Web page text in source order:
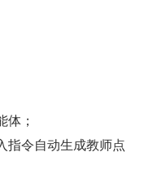
；
指令自动生成教师点